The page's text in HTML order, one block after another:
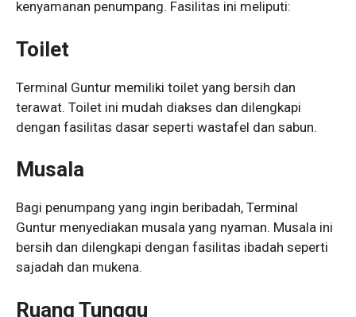
kenyamanan penumpang. Fasilitas ini meliputi:
Toilet
Terminal Guntur memiliki toilet yang bersih dan
terawat. Toilet ini mudah diakses dan dilengkapi
dengan fasilitas dasar seperti wastafel dan sabun.
Musala
Bagi penumpang yang ingin beribadah, Terminal
Guntur menyediakan musala yang nyaman. Musala ini
bersih dan dilengkapi dengan fasilitas ibadah seperti
sajadah dan mukena.
Ruang Tunggu